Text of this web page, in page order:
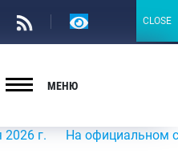
Версия
МЕНЮ
На официальном сайте
CLOSE
CLOSE